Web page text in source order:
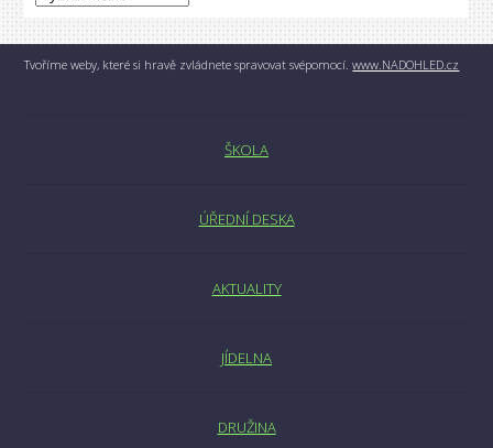
Tvoříme weby, které si hravě zvládnete spravovat svépomocí.www.NADOHLED.cz
ŠKOLA
ÚŘEDNÍ DESKA
AKTUALITY
JÍDELNA
DRUŽINA